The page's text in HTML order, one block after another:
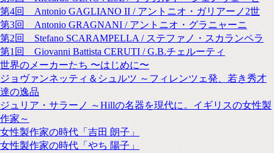
第4回 Antonio GAGLIANO II / アントニオ・ガリアーノ2世
第3回 Antonio GRAGNANI / アントニオ・グラニャーニ
第2回 Stefano SCARAMPELLA / ステファノ・スカランペラ
第1回 Giovanni Battista CERUTI / G.B.チェルーティ
世界のメーカーたち 〜はじめに〜
ジョヴァンネッティ＆シュルツ ～フィレンツェ発、若き秀才
達の逸品
ジュリア・サラーノ ～Hillの名器を現代に。イギリスの女性製
作家～
女性製作家の時代「吉田 朗子」
女性製作家の時代「やち 陽子」